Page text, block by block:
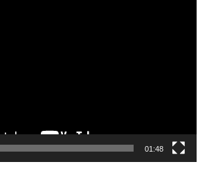
01:48